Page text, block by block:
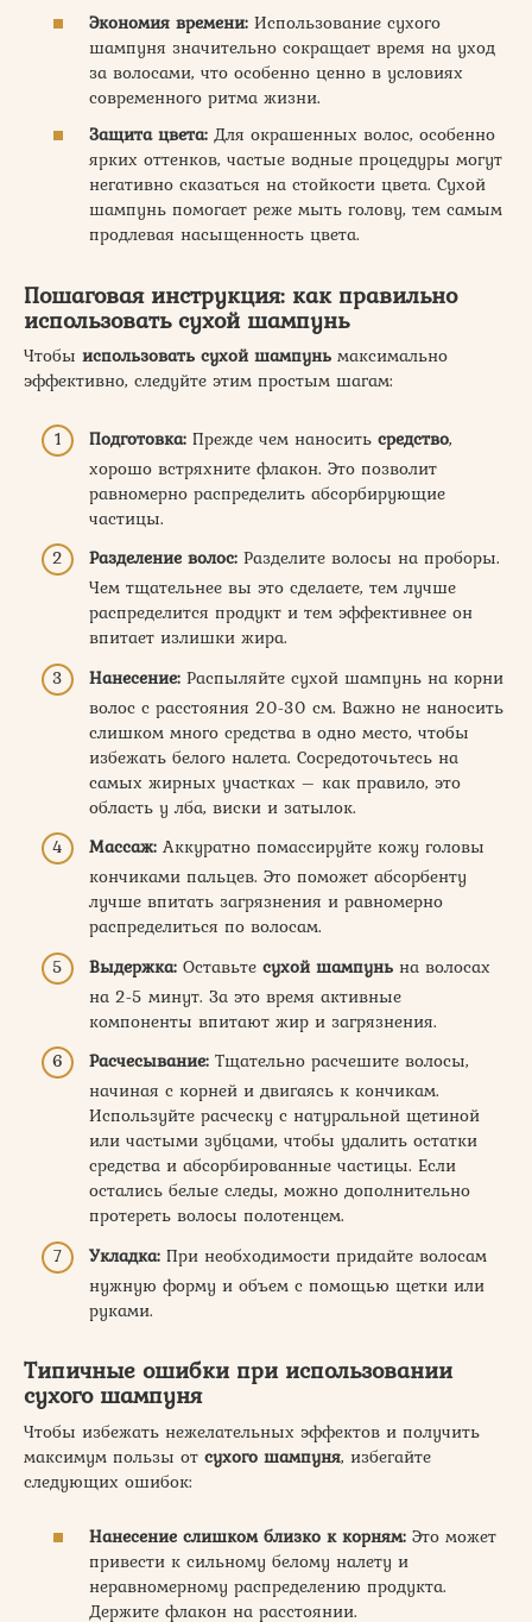
Экономия времени: Использование сухого
шампуня значительно сокращает время на уход
за волосами, что особенно ценно в условиях
современного ритма жизни.
Защита цвета: Для окрашенных волос, особенно
ярких оттенков, частые водные процедуры могут
негативно сказаться на стойкости цвета. Сухой
шампунь помогает реже мыть голову, тем самым
продлевая насыщенность цвета.
Пошаговая инструкция: как правильно
использовать сухой шампунь
Чтобы использовать сухой шампунь максимально
эффективно, следуйте этим простым шагам:
Подготовка: Прежде чем наносить средство,
хорошо встряхните флакон. Это позволит
равномерно распределить абсорбирующие
частицы.
Разделение волос: Разделите волосы на проборы.
Чем тщательнее вы это сделаете, тем лучше
распределится продукт и тем эффективнее он
впитает излишки жира.
Нанесение: Распыляйте сухой шампунь на корни
волос с расстояния 20-30 см. Важно не наносить
слишком много средства в одно место, чтобы
избежать белого налета. Сосредоточьтесь на
самых жирных участках – как правило, это
область у лба, виски и затылок.
Массаж: Аккуратно помассируйте кожу головы
кончиками пальцев. Это поможет абсорбенту
лучше впитать загрязнения и равномерно
распределиться по волосам.
Выдержка: Оставьте сухой шампунь на волосах
на 2-5 минут. За это время активные
компоненты впитают жир и загрязнения.
Расчесывание: Тщательно расчешите волосы,
начиная с корней и двигаясь к кончикам.
Используйте расческу с натуральной щетиной
или частыми зубцами, чтобы удалить остатки
средства и абсорбированные частицы. Если
остались белые следы, можно дополнительно
протереть волосы полотенцем.
Укладка: При необходимости придайте волосам
нужную форму и объем с помощью щетки или
руками.
Типичные ошибки при использовании
сухого шампуня
Чтобы избежать нежелательных эффектов и получить
максимум пользы от сухого шампуня, избегайте
следующих ошибок:
Нанесение слишком близко к корням: Это может
привести к сильному белому налету и
неравномерному распределению продукта.
Держите флакон на расстоянии.